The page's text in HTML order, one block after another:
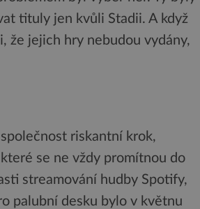
tituly jen kvůli Stadii. A když
že jejich hry nebudou vydány,
riskantní krok,
se ne vždy promítnou do
streamování hudby Spotify,
palubní desku bylo v květnu